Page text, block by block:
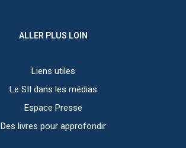
ALLER PLUS LOIN
Liens utiles
Le SII dans les médias
Espace Presse
Des livres pour approfondir